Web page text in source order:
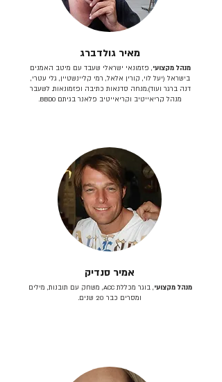
מאיר גולדברג
מנהל מקצועי, פזמונאי ישראלי שעבד עם מיטב האמנים
בישראל (יעל לוי, קורין אלאל, רמי קליינשטיין, גלי עטרי,
דנה ברגר ועוד).מנחה סדנאות כתיבה ופזמונאות. לשעבר
מנהל קריאייטיב וקריאייטיב פלאנר בגיתם BBDO.
אמיר סנדיק
מנהל מקצועי
, בוגר מכללת ACC, משחק עם תובנות, מילים
ומסרים כבר 20 שנים.